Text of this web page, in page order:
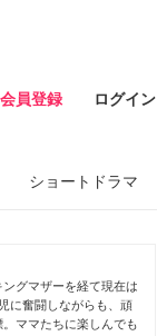
会員登録 ログイン
ショートドラマ
グマザーを経て現在は
に奮闘しながらも、頑
ママたちに楽しんでも